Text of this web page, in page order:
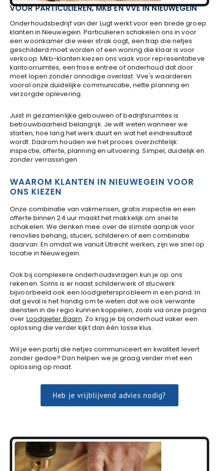
VOOR PARTICULIEREN, MKB EN VVE IN NIEUWEGEIN
Onderhoudsbedrijf van der Lugt werkt voor een brede groep
klanten in Nieuwegein. Particulieren schakelen ons in voor
een woonkamer die weer strak oogt, een trap die netjes
geschilderd moet worden of een woning die klaar is voor
verkoop. Mkb-klanten kiezen ons vaak voor representatieve
kantoorruimtes, een frisse entree of onderhoud dat door
moet lopen zonder onnodige overlast. Vve's waarderen
vooral onze duidelijke communicatie, nette planning en
verzorgde oplevering.
Juist in gezamenlijke gebouwen of bedrijfsruimtes is
betrouwbaarheid belangrijk. Je wilt weten wanneer we
starten, hoe lang het werk duurt en wat het eindresultaat
wordt. Daarom houden we het proces overzichtelijk:
inspectie, offerte, planning en uitvoering. Simpel, duidelijk en
zonder verrassingen.
WAAROM KLANTEN IN NIEUWEGEIN VOOR
ONS KIEZEN
Onze combinatie van vakmensen, gratis inspectie en een
offerte binnen 24 uur maakt het makkelijk om snel te
schakelen. We denken mee over de slimste aanpak voor
renovlies behang, stucen, schilderen of een combinatie
daarvan. En omdat we vanuit Utrecht werken, zijn we snel op
locatie in Nieuwegein.
Ook bij complexere onderhoudsvragen kun je op ons
rekenen. Soms is er naast schilderwerk of stucwerk
bijvoorbeeld ook een loodgietersprobleem in een pand. In
dat geval is het handig om te weten dat we ook verwante
diensten in de regio kunnen koppelen, zoals via onze pagina
over Loodgieter Baarn. Zo krijg je bij onderhoud vaker een
oplossing die verder kijkt dan één losse klus.
Wil je een partij die netjes communiceert en kwaliteit levert
zonder gedoe? Dan helpen we je graag verder met een
oplossing op maat.
Heb je vrijblijvend advies nodig?